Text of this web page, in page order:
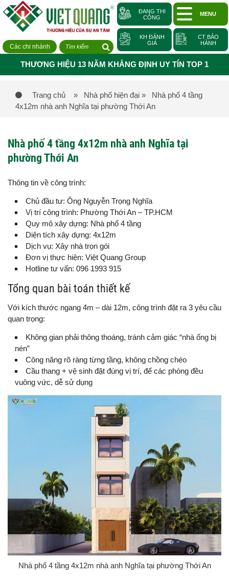
Các chi nhánh
ĐANG THI
CÔNG
MENU
KH ĐÁNH
GIÁ
CT BẢO
HÀNH
THƯƠNG HIỆU 13 NĂM KHẲNG ĐỊNH UY TÍN TOP 1
Trang chủ » Nhà phố hiện đại » Nhà phố 4 tầng
4x12m nhà anh Nghĩa tại phường Thới An
Nhà phố 4 tầng 4x12m nhà anh Nghĩa tại
phường Thới An
Thông tin về công trình:
Chủ đầu tư: Ông Nguyễn Trọng Nghĩa
Vị trí công trình: Phường Thới An – TP.HCM
Quy mô xây dựng: Nhà phố 4 tầng
Diện tích xây dựng: 4x12m
Dịch vụ: Xây nhà trọn gói
Đơn vị thực hiện: Việt Quang Group
Hotline tư vấn: 096 1993 915
Tổng quan bài toán thiết kế
Với kích thước ngang 4m – dài 12m, công trình đặt ra 3 yêu cầu
quan trọng:
Không gian phải thông thoáng, tránh cảm giác “nhà ống bị
nén”
Công năng rõ ràng từng tầng, không chồng chéo
Cầu thang + vệ sinh đặt đúng vị trí, để các phòng đều
vuông vức, dễ sử dụng
Nhà phố 4 tầng 4x12m nhà anh Nghĩa tại phường Thới An